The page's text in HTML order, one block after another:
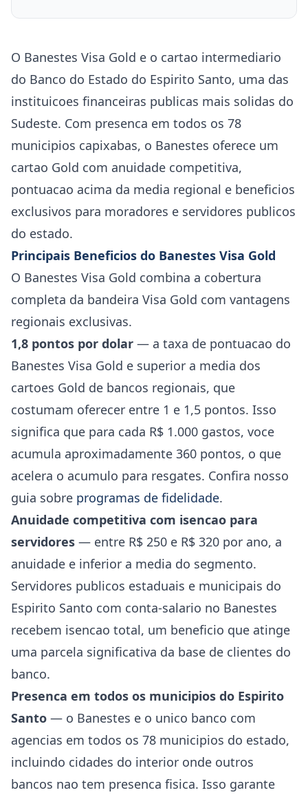
O Banestes Visa Gold e o cartao intermediario
do Banco do Estado do Espirito Santo, uma das
instituicoes financeiras publicas mais solidas do
Sudeste. Com presenca em todos os 78
municipios capixabas, o Banestes oferece um
cartao Gold com anuidade competitiva,
pontuacao acima da media regional e beneficios
exclusivos para moradores e servidores publicos
do estado.
Principais Beneficios do Banestes Visa Gold
O Banestes Visa Gold combina a cobertura
completa da bandeira Visa Gold com vantagens
regionais exclusivas.
1,8 pontos por dolar — a taxa de pontuacao do
Banestes Visa Gold e superior a media dos
cartoes Gold de bancos regionais, que
costumam oferecer entre 1 e 1,5 pontos. Isso
significa que para cada R$ 1.000 gastos, voce
acumula aproximadamente 360 pontos, o que
acelera o acumulo para resgates. Confira nosso
guia sobre programas de fidelidade.
Anuidade competitiva com isencao para
servidores — entre R$ 250 e R$ 320 por ano, a
anuidade e inferior a media do segmento.
Servidores publicos estaduais e municipais do
Espirito Santo com conta-salario no Banestes
recebem isencao total, um beneficio que atinge
uma parcela significativa da base de clientes do
banco.
Presenca em todos os municipios do Espirito
Santo — o Banestes e o unico banco com
agencias em todos os 78 municipios do estado,
incluindo cidades do interior onde outros
bancos nao tem presenca fisica. Isso garante